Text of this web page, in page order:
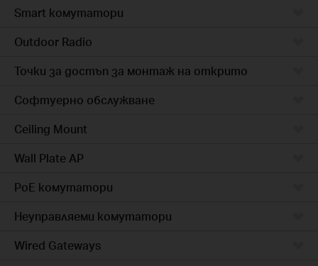
Smart комутатори
Outdoor Radio
Точки за достъп за монтаж на открито
Софтуерно обслужване
Ceiling Mount
Wall Plate AP
PoE комутатори
Неуправляеми комутатори
Wired Gateways